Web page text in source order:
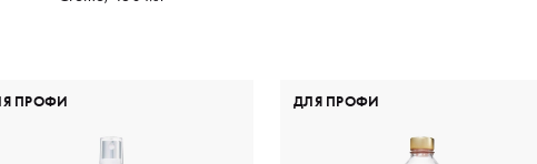
ПРОФИ ДЛЯ ПРОФИ